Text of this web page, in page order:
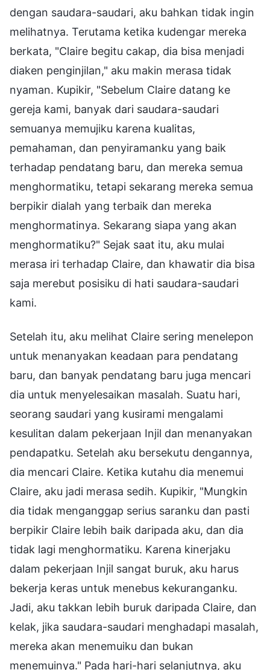
dengan saudara-saudari, aku bahkan tidak ingin
melihatnya. Terutama ketika kudengar mereka
berkata, "Claire begitu cakap, dia bisa menjadi
diaken penginjilan," aku makin merasa tidak
nyaman. Kupikir, "Sebelum Claire datang ke
gereja kami, banyak dari saudara-saudari
semuanya memujiku karena kualitas,
pemahaman, dan penyiramanku yang baik
terhadap pendatang baru, dan mereka semua
menghormatiku, tetapi sekarang mereka semua
berpikir dialah yang terbaik dan mereka
menghormatinya. Sekarang siapa yang akan
menghormatiku?" Sejak saat itu, aku mulai
merasa iri terhadap Claire, dan khawatir dia bisa
saja merebut posisiku di hati saudara-saudari
kami.
Setelah itu, aku melihat Claire sering menelepon
untuk menanyakan keadaan para pendatang
baru, dan banyak pendatang baru juga mencari
dia untuk menyelesaikan masalah. Suatu hari,
seorang saudari yang kusirami mengalami
kesulitan dalam pekerjaan Injil dan menanyakan
pendapatku. Setelah aku bersekutu dengannya,
dia mencari Claire. Ketika kutahu dia menemui
Claire, aku jadi merasa sedih. Kupikir, "Mungkin
dia tidak menganggap serius saranku dan pasti
berpikir Claire lebih baik daripada aku, dan dia
tidak lagi menghormatiku. Karena kinerjaku
dalam pekerjaan Injil sangat buruk, aku harus
bekerja keras untuk menebus kekuranganku.
Jadi, aku takkan lebih buruk daripada Claire, dan
kelak, jika saudara-saudari menghadapi masalah,
mereka akan menemuiku dan bukan
menemuinya." Pada hari-hari selanjutnya, aku